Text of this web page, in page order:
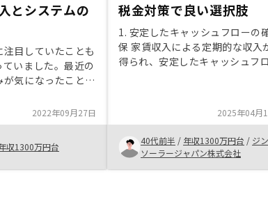
とシステムの
目していたことも
いました。最近の
気になったこと
今回お話を伺ってみ
資に回そうと考え
グと銀行からの借入
ムの明瞭さが相ま
つながりました。
2022年09月27日
収1300万円台
税金対策で良い選択肢
1. 安定したキャッシュフローの
保 家賃収入による定期的な収入
得られ、安定したキャッシュフ
の上昇） 不動産は時間の経過と
もに価値が上がる可能性があり、
却時に利益を得られる（キャピ
2025年04月
40代前半 / 年収1300万円台 / ジ
ソーラージャパン株式会社